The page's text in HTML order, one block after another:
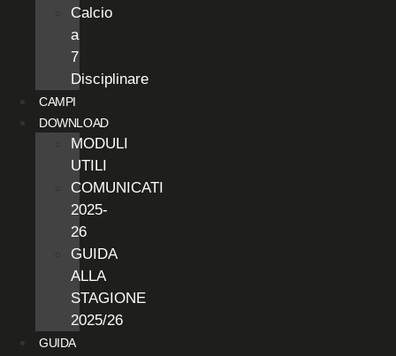
Calcio
a
7
Disciplinare
CAMPI
DOWNLOAD
MODULI
UTILI
COMUNICATI
2025-
26
GUIDA
ALLA
STAGIONE
2025/26
GUIDA